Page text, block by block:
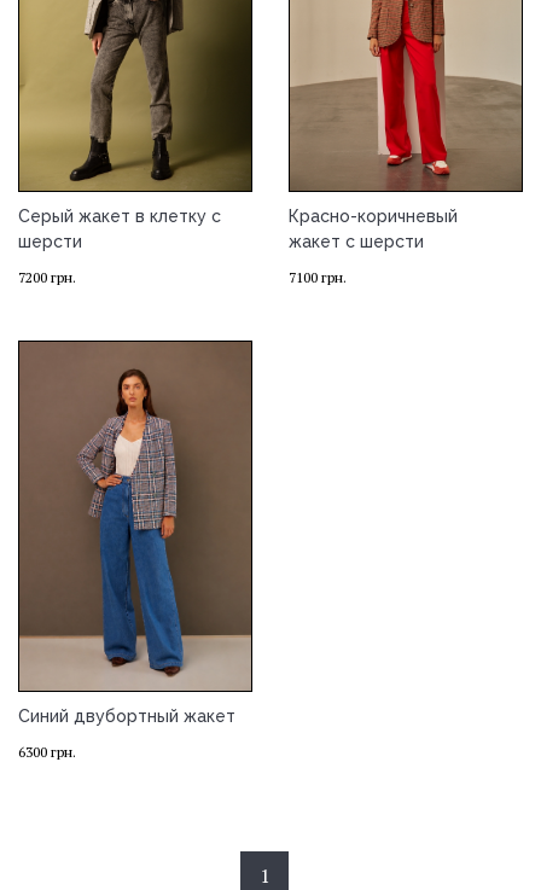
Серый жакет в клетку с
шерсти
7200 грн.
Красно-коричневый
жакет с шерсти
7100 грн.
Синий двубортный жакет
6300 грн.
1